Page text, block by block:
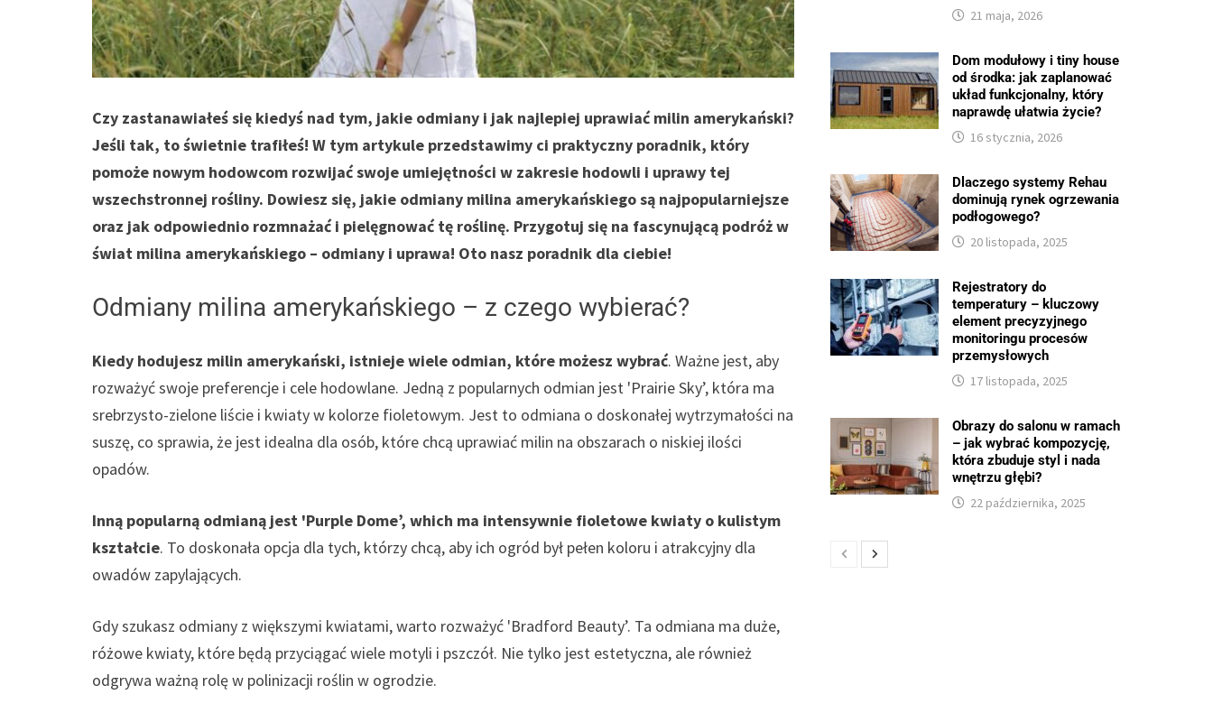
Czy zastanawiałeś się kiedyś nad tym, jakie odmiany i jak najlepiej uprawiać milin amerykański?
Jeśli tak, to świetnie trafiłeś! W tym artykule przedstawimy ci praktyczny poradnik, który
pomoże nowym hodowcom rozwijać swoje umiejętności w zakresie hodowli i uprawy tej
wszechstronnej rośliny. Dowiesz się, jakie odmiany milina amerykańskiego są najpopularniejsze
oraz jak odpowiednio rozmnażać i pielęgnować tę roślinę. Przygotuj się na fascynującą podróż w
świat milina amerykańskiego – odmiany i uprawa! Oto nasz poradnik dla ciebie!
Odmiany milina amerykańskiego – z czego wybierać?
Kiedy hodujesz milin amerykański, istnieje wiele odmian, które możesz wybrać. Ważne jest, aby
rozważyć swoje preferencje i cele hodowlane. Jedną z popularnych odmian jest 'Prairie Sky’, która ma
srebrzysto-zielone liście i kwiaty w kolorze fioletowym. Jest to odmiana o doskonałej wytrzymałości na
suszę, co sprawia, że jest idealna dla osób, które chcą uprawiać milin na obszarach o niskiej ilości
opadów.
Inną popularną odmianą jest 'Purple Dome’, which ma intensywnie fioletowe kwiaty o kulistym
kształcie. To doskonała opcja dla tych, którzy chcą, aby ich ogród był pełen koloru i atrakcyjny dla
owadów zapylających.
Gdy szukasz odmiany z większymi kwiatami, warto rozważyć 'Bradford Beauty’. Ta odmiana ma duże,
różowe kwiaty, które będą przyciągać wiele motyli i pszczół. Nie tylko jest estetyczna, ale również
odgrywa ważną rolę w polinizacji roślin w ogrodzie.
21 maja, 2026
Dom modułowy i tiny house
od środka: jak zaplanować
układ funkcjonalny, który
naprawdę ułatwia życie?
16 stycznia, 2026
Dlaczego systemy Rehau
dominują rynek ogrzewania
podłogowego?
20 listopada, 2025
Rejestratory do
temperatury – kluczowy
element precyzyjnego
monitoringu procesów
przemysłowych
17 listopada, 2025
Obrazy do salonu w ramach
– jak wybrać kompozycję,
która zbuduje styl i nada
wnętrzu głębi?
22 października, 2025